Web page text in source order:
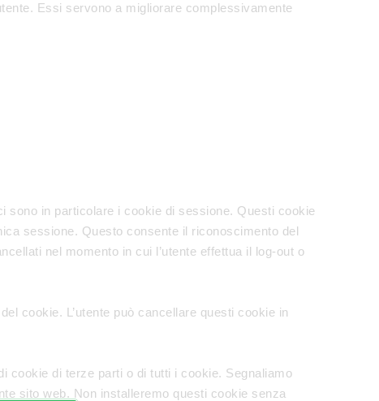
Essi servono a migliorare complessivamente
sono in particolare i cookie di sessione. Questi cookie
sessione. Questo consente il riconoscimento del
nel momento in cui l’utente effettua il log-out o
cookie. L’utente può cancellare questi cookie in
cookie di terze parti o di tutti i cookie. Segnaliamo
sito web. Non installeremo questi cookie senza